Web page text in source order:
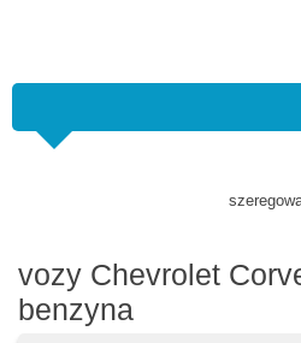
vozy Chevrolet
benzyna